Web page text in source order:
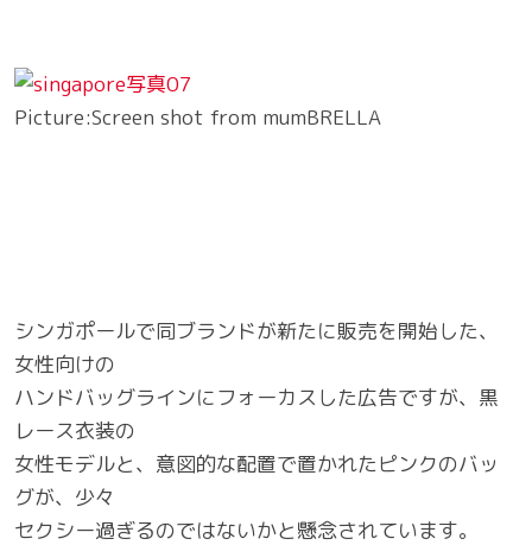
Picture:Screen shot from mumBRELLA
シンガポールで同ブランドが新たに販売を開始した、
女性向けの
ハンドバッグラインにフォーカスした広告ですが、黒
レース衣装の
女性モデルと、意図的な配置で置かれたピンクのバッ
グが、少々
セクシー過ぎるのではないかと懸念されています。